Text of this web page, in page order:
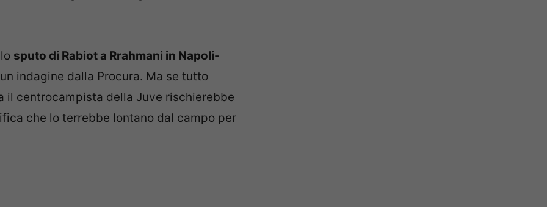
sputo di Rabiot a Rrahmani in Napoli-
indagine dalla Procura. Ma se tutto
il centrocampista della Juve rischierebbe
che lo terrebbe lontano dal campo per